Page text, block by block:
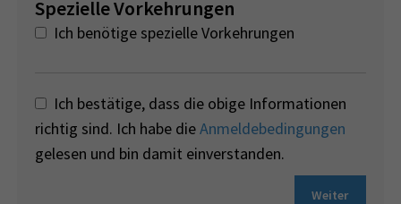
Spezielle Vorkehrungen
Ich benötige spezielle Vorkehrungen
Ich bestätige, dass die obige Informationen
richtig sind. Ich habe dieAnmeldebedingungen
gelesen und bin damit einverstanden.
Weiter